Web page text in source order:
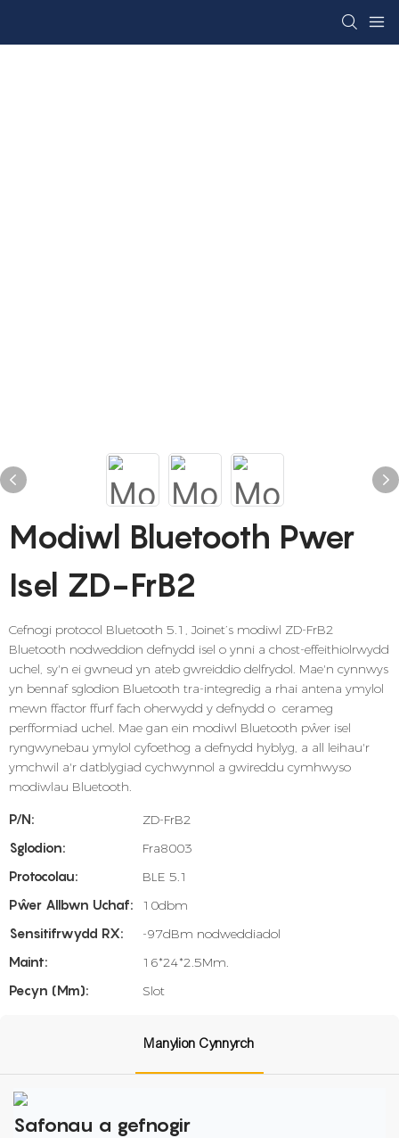
Modiwl Bluetooth Pwer
Isel ZD-FrB2
Cefnogi protocol Bluetooth 5.1, Joinet’s modiwl ZD-FrB2
Bluetooth nodweddion defnydd isel o ynni a chost-effeithiolrwydd
uchel, sy'n ei gwneud yn ateb gwreiddio delfrydol. Mae'n cynnwys
yn bennaf sglodion Bluetooth tra-integredig a rhai antena ymylol
mewn ffactor ffurf fach oherwydd y defnydd o cerameg
perfformiad uchel. Mae gan ein modiwl Bluetooth pŵer isel
ryngwynebau ymylol cyfoethog a defnydd hyblyg, a all leihau'r
ymchwil a'r datblygiad cychwynnol a gwireddu cymhwyso
modiwlau Bluetooth.
P/N:
ZD-FrB2
Sglodion:
Fra8003
Protocolau:
BLE 5.1
Pŵer Allbwn Uchaf:
10dbm
Sensitifrwydd RX:
-97dBm nodweddiadol
Maint:
16*24*2.5Mm.
Pecyn (mm):
Slot
Manylion Cynnyrch
Safonau a gefnogir